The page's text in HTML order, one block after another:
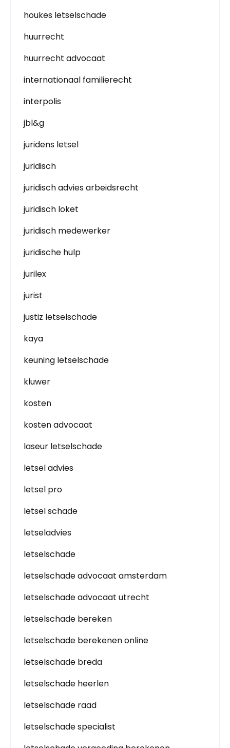
houkes letselschade
huurrecht
huurrecht advocaat
internationaal familierecht
interpolis
jbl&g
juridens letsel
juridisch
juridisch advies arbeidsrecht
juridisch loket
juridisch medewerker
juridische hulp
jurilex
jurist
justiz letselschade
kaya
keuning letselschade
kluwer
kosten
kosten advocaat
laseur letselschade
letsel advies
letsel pro
letsel schade
letseladvies
letselschade
letselschade advocaat amsterdam
letselschade advocaat utrecht
letselschade bereken
letselschade berekenen online
letselschade breda
letselschade heerlen
letselschade raad
letselschade specialist